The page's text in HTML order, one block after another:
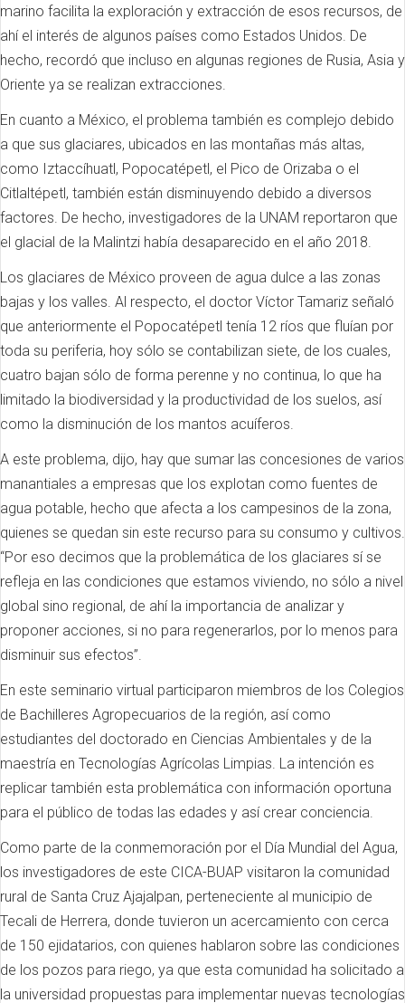
marino facilita la exploración y extracción de esos recursos, de
ahí el interés de algunos países como Estados Unidos. De
hecho, recordó que incluso en algunas regiones de Rusia, Asia y
Oriente ya se realizan extracciones.
En cuanto a México, el problema también es complejo debido
a que sus glaciares, ubicados en las montañas más altas,
como Iztaccíhuatl, Popocatépetl, el Pico de Orizaba o el
Citlaltépetl, también están disminuyendo debido a diversos
factores. De hecho, investigadores de la UNAM reportaron que
el glacial de la Malintzi había desaparecido en el año 2018.
Los glaciares de México proveen de agua dulce a las zonas
bajas y los valles. Al respecto, el doctor Víctor Tamariz señaló
que anteriormente el Popocatépetl tenía 12 ríos que fluían por
toda su periferia, hoy sólo se contabilizan siete, de los cuales,
cuatro bajan sólo de forma perenne y no continua, lo que ha
limitado la biodiversidad y la productividad de los suelos, así
como la disminución de los mantos acuíferos.
A este problema, dijo, hay que sumar las concesiones de varios
manantiales a empresas que los explotan como fuentes de
agua potable, hecho que afecta a los campesinos de la zona,
quienes se quedan sin este recurso para su consumo y cultivos.
“Por eso decimos que la problemática de los glaciares sí se
refleja en las condiciones que estamos viviendo, no sólo a nivel
global sino regional, de ahí la importancia de analizar y
proponer acciones, si no para regenerarlos, por lo menos para
disminuir sus efectos”.
En este seminario virtual participaron miembros de los Colegios
de Bachilleres Agropecuarios de la región, así como
estudiantes del doctorado en Ciencias Ambientales y de la
maestría en Tecnologías Agrícolas Limpias. La intención es
replicar también esta problemática con información oportuna
para el público de todas las edades y así crear conciencia.
Como parte de la conmemoración por el Día Mundial del Agua,
los investigadores de este CICA-BUAP visitaron la comunidad
rural de Santa Cruz Ajajalpan, perteneciente al municipio de
Tecali de Herrera, donde tuvieron un acercamiento con cerca
de 150 ejidatarios, con quienes hablaron sobre las condiciones
de los pozos para riego, ya que esta comunidad ha solicitado a
la universidad propuestas para implementar nuevas tecnologías